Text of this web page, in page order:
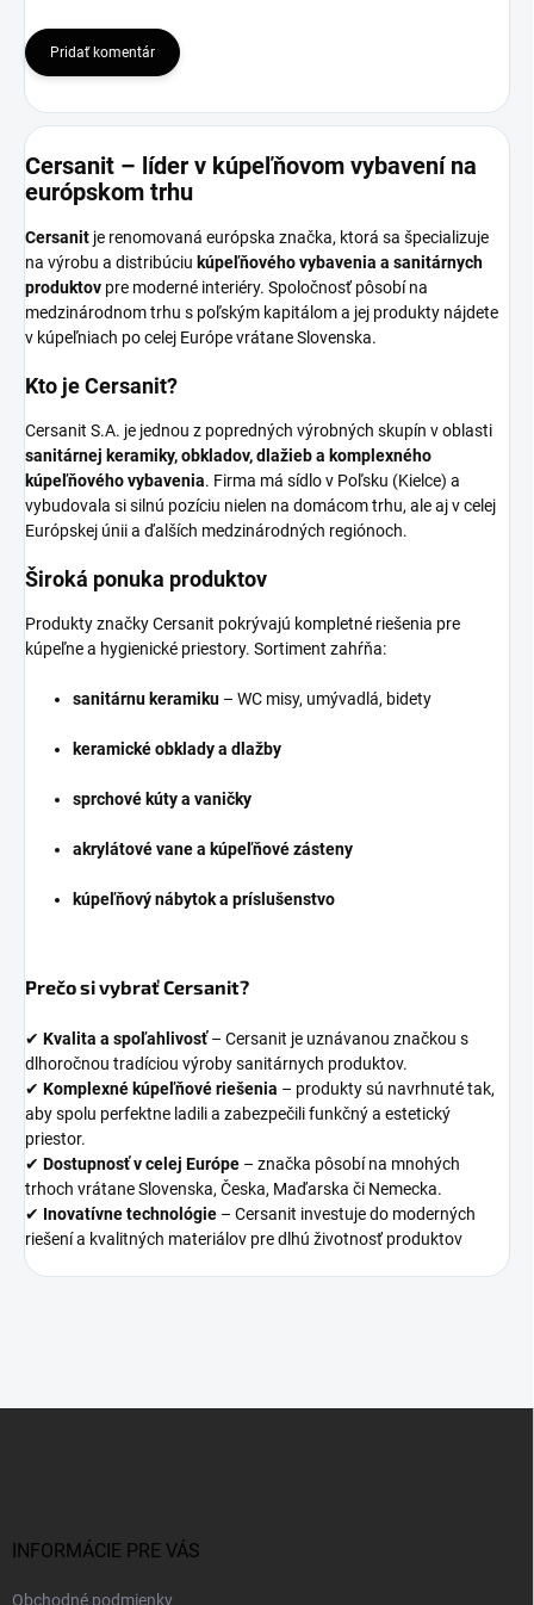
Pridať komentár
Cersanit – líder v kúpeľňovom vybavení na
európskom trhu
Cersanit je renomovaná európska značka, ktorá sa špecializuje
na výrobu a distribúciu kúpeľňového vybavenia a sanitárnych
produktov pre moderné interiéry. Spoločnosť pôsobí na
medzinárodnom trhu s poľským kapitálom a jej produkty nájdete
v kúpeľniach po celej Európe vrátane Slovenska.
Kto je Cersanit?
Cersanit S.A. je jednou z popredných výrobných skupín v oblasti
sanitárnej keramiky, obkladov, dlažieb a komplexného
kúpeľňového vybavenia. Firma má sídlo v Poľsku (Kielce) a
vybudovala si silnú pozíciu nielen na domácom trhu, ale aj v celej
Európskej únii a ďalších medzinárodných regiónoch.
Široká ponuka produktov
Produkty značky Cersanit pokrývajú kompletné riešenia pre
kúpeľne a hygienické priestory. Sortiment zahŕňa:
sanitárnu keramiku – WC misy, umývadlá, bidety
keramické obklady a dlažby
sprchové kúty a vaničky
akrylátové vane a kúpeľňové zásteny
kúpeľňový nábytok a príslušenstvo
Prečo si vybrať Cersanit?
✔ Kvalita a spoľahlivosť– Cersanit je uznávanou značkou s
dlhoročnou tradíciou výroby sanitárnych produktov.
✔ Komplexné kúpeľňové riešenia – produkty sú navrhnuté tak,
aby spolu perfektne ladili a zabezpečili funkčný a estetický
priestor.
✔ Dostupnosť v celej Európe – značka pôsobí na mnohých
trhoch vrátane Slovenska, Česka, Maďarska či Nemecka.
✔ Inovatívne technológie – Cersanit investuje do moderných
riešení a kvalitných materiálov pre dlhú životnosť produktov
INFORMÁCIE PRE VÁS
Obchodné podmienky